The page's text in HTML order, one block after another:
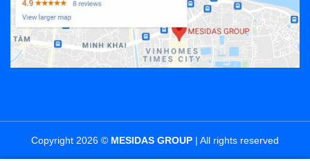
Copyright 2026 © MESIDAS GROUP | All rights reserved